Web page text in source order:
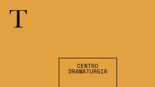
CENTRO
DRAMATURGIA